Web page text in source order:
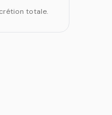
totale.